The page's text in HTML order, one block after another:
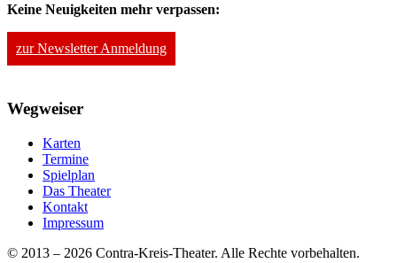
Keine Neuigkeiten mehr verpassen:
zur Newsletter Anmeldung
Wegweiser
Karten
Termine
Spielplan
Das Theater
Kontakt
Impressum
© 2013 – 2026 Contra-Kreis-Theater. Alle Rechte vorbehalten.